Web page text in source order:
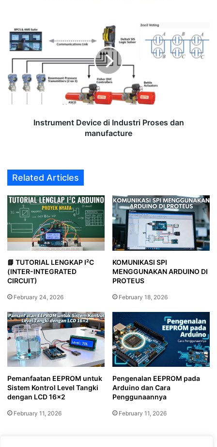
Device
di
Industri
Proses
dan
manufacture
Instrument Device di Industri Proses dan
manufacture
Related Articles
📘 TUTORIAL LENGKAP I²C
(INTER-INTEGRATED
CIRCUIT)
February 24, 2026
KOMUNIKASI SPI
MENGGUNAKAN ARDUINO DI
PROTEUS
February 18, 2026
Pemanfaatan EEPROM untuk
Sistem Kontrol Level Tangki
dengan LCD 16×2
February 11, 2026
Pengenalan EEPROM pada
Arduino dan Cara
Penggunaannya
February 11, 2026